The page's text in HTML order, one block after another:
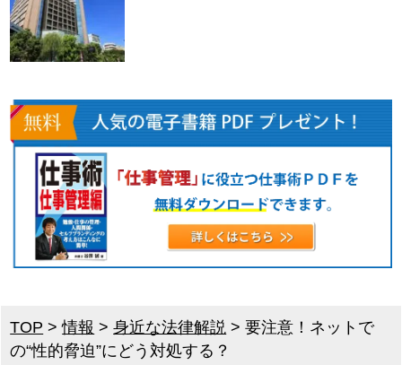
TOP >情報 >身近な法律解説 >要注意！ネットで
の“性的脅迫”にどう対処する？